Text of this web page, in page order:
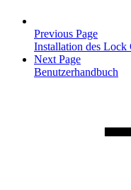
Previous Page
Installation des Lock
Next Page
Benutzerhandbuch